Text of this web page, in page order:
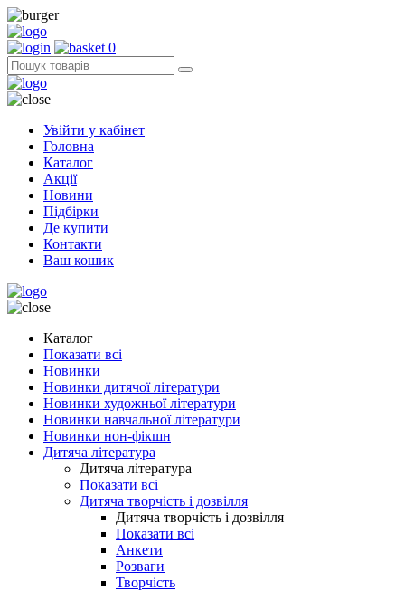
0
Увійти у кабінет
Головна
Каталог
Акції
Новини
Підбірки
Де купити
Контакти
Ваш кошик
Каталог
Показати всі
Новинки
Новинки дитячої літератури
Новинки художньої літератури
Новинки навчальної літератури
Новинки нон-фікшн
Дитяча література
Дитяча література
Показати всі
Дитяча творчість і дозвілля
Дитяча творчість і дозвілля
Показати всі
Анкети
Розваги
Творчість